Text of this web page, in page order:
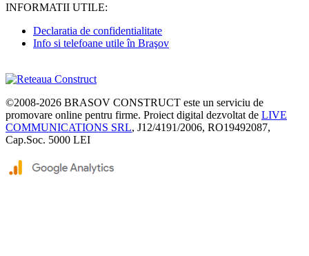
INFORMATII UTILE:
Declaratia de confidentialitate
Info si telefoane utile în Braşov
©2008-2026 BRASOV CONSTRUCT este un serviciu de
promovare online pentru firme. Proiect digital dezvoltat de LIVE
COMMUNICATIONS SRL, J12/4191/2006, RO19492087,
Cap.Soc. 5000 LEI